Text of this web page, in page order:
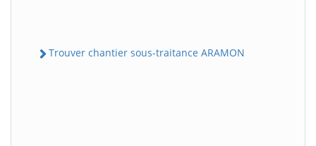
Trouver chantier sous-traitance ARAMON